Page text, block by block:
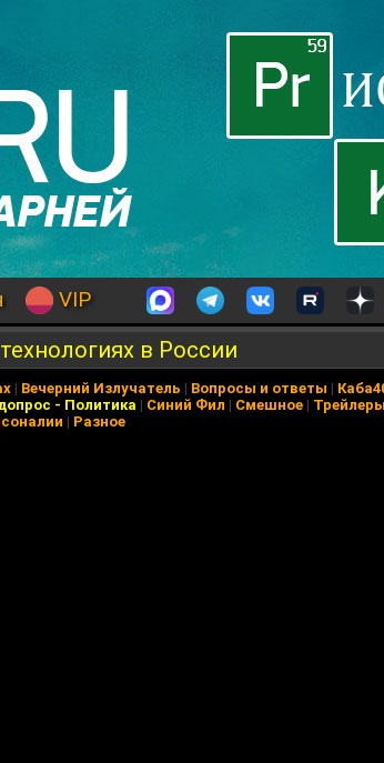
VIP
в России
| Вечерний Излучатель | Вопросы и ответы |
- Политика | Синий Фил | Смешное| Трейлеры
| Разное